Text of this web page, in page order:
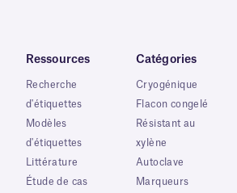
Ressources
Recherche
d'étiquettes
Modèles
d'étiquettes
Littérature
Étude de cas
Catégories
Cryogénique
Flacon congelé
Résistant au
xylène
Autoclave
Marqueurs